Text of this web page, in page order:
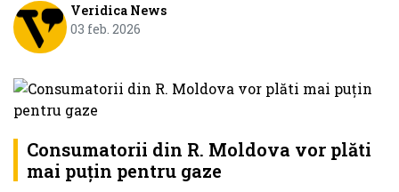
Veridica News
03 feb. 2026
Consumatorii din R. Moldova vor plăti
mai puțin pentru gaze